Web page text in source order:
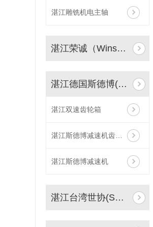
湛江雕铣机电主轴
湛江荣诚（WinsΛn）同步电主轴
湛江德国斯德博(STOBER)减速机
湛江双速齿轮箱
湛江斯德博减速机齿轮齿条传动
湛江斯德博减速机
湛江台湾世协(SESAME)减速机